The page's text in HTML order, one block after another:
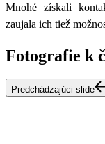
Mnohé získali
zaujala ich tiež
Fotografie k
Predchádzajúci slide